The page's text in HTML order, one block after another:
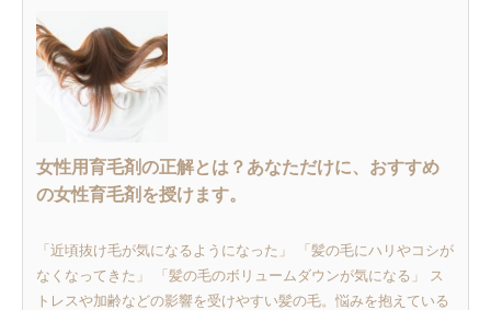
女性用育毛剤の正解とは？あなただけに、おすすめ
の女性育毛剤を授けます。
「近頃抜け毛が気になるようになった」 「髪の毛にハリやコシが
なくなってきた」 「髪の毛のボリュームダウンが気になる」 ス
トレスや加齢などの影響を受けやすい髪の毛。悩みを抱えている